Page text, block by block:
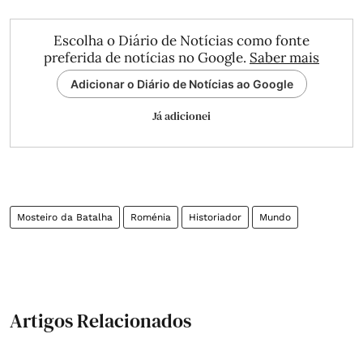
Escolha o Diário de Notícias como fonte
preferida de notícias no Google. Saber mais
Adicionar o Diário de Notícias ao Google
Já adicionei
Mosteiro da Batalha Roménia Historiador Mundo
Artigos Relacionados